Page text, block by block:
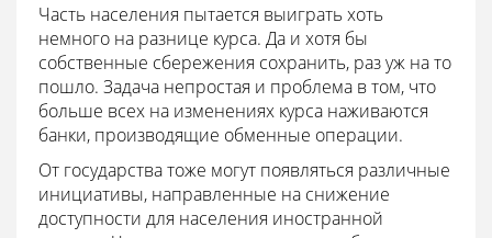
Часть населения пытается выиграть хоть
немного на разнице курса. Да и хотя бы
собственные сбережения сохранить, раз уж на то
пошло. Задача непростая и проблема в том, что
больше всех на изменениях курса наживаются
банки, производящие обменные операции.
От государства тоже могут появляться различные
инициативы, направленные на снижение
доступности для населения иностранной